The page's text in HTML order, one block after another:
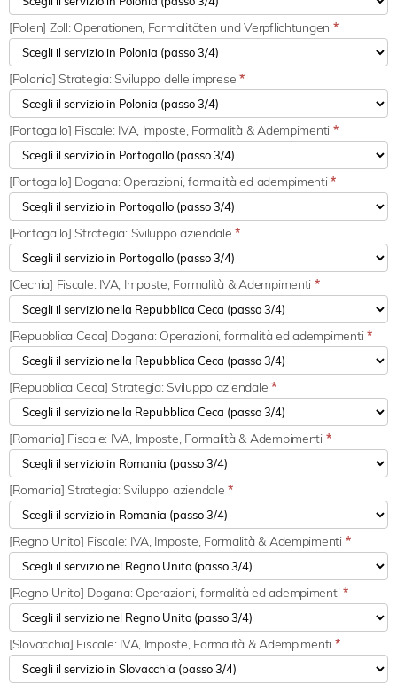
[Polen] Zoll: Operationen, Formalitäten und Verpflichtungen *
[Polonia] Strategia: Sviluppo delle imprese*
[Portogallo] Fiscale: IVA, Imposte, Formalità & Adempimenti *
[Portogallo] Dogana: Operazioni, formalità ed adempimenti*
[Portogallo] Strategia: Sviluppo aziendale*
[Cechia] Fiscale: IVA, Imposte, Formalità & Adempimenti *
[Repubblica Ceca] Dogana: Operazioni, formalità ed adempimenti*
[Repubblica Ceca] Strategia: Sviluppo aziendale*
[Romania] Fiscale: IVA, Imposte, Formalità & Adempimenti *
[Romania] Strategia: Sviluppo aziendale*
[Regno Unito] Fiscale: IVA, Imposte, Formalità & Adempimenti *
[Regno Unito] Dogana: Operazioni, formalità ed adempimenti*
[Slovacchia] Fiscale: IVA, Imposte, Formalità & Adempimenti *